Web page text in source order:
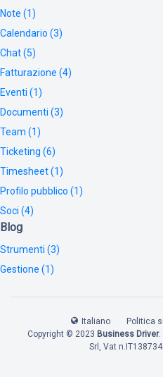
Note (1)
Calendario (3)
Chat (5)
Fatturazione (4)
Eventi (1)
Documenti (3)
Team (1)
Ticketing (6)
Timesheet (1)
Profilo pubblico (1)
Soci (4)
Blog
Strumenti (3)
Gestione (1)
Italiano
Politica
Copyright © 2023 Business Driver.
Srl , Vat